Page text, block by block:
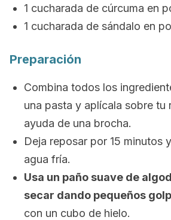
1 cucharada de cúrcuma en
1 cucharada de sándalo en
Preparación
Combina todos los
una pasta y aplícala sobre tu
ayuda de una brocha.
Deja reposar por 15 minutos
agua fría.
Usa un paño suave de
secar dando pequeños
con un cubo de hielo.